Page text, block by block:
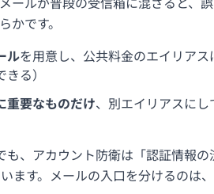
かです。
ルを用意し、公共料金のエイリア
る）
重要なものだけ、別エイリアスに
も、アカウント防衛は「認証情報
ます。メールの入口を分けるのは